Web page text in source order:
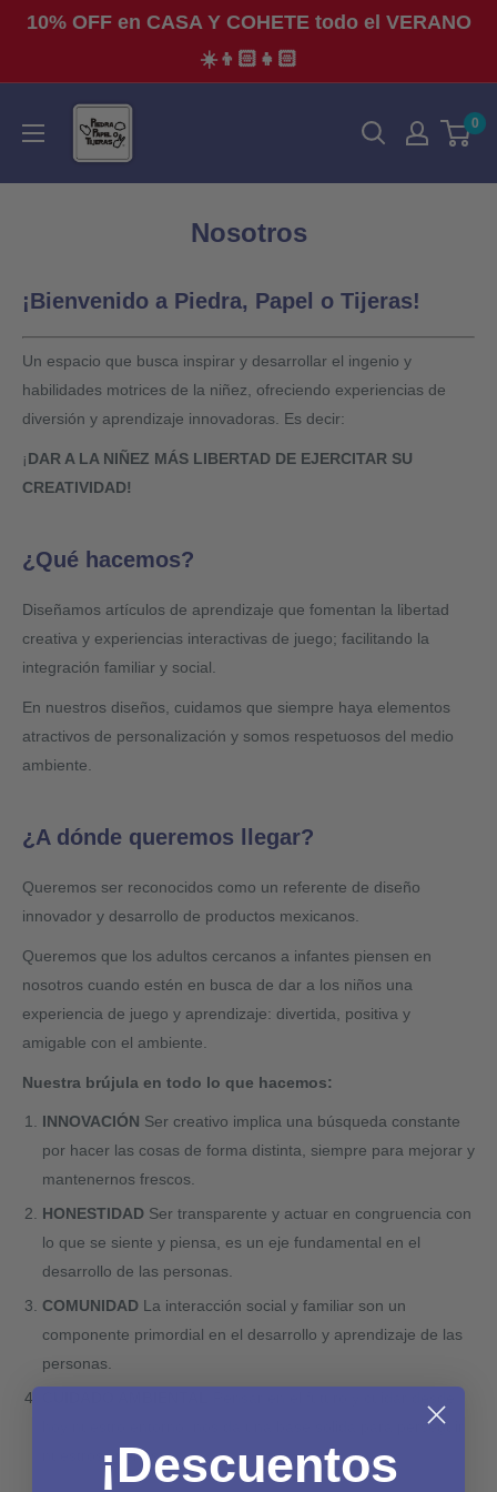
10% OFF en CASA Y COHETE todo el VERANO
☀️👦🏻👧🏻
Piedra,
Papel
0
Nosotros
¡Bienvenido a Piedra, Papel o Tijeras!
Un espacio que busca inspirar y desarrollar el ingenio y
habilidades motrices de la niñez, ofreciendo experiencias de
diversión y aprendizaje innovadoras. Es decir:
¡DAR A LA NIÑEZ MÁS LIBERTAD DE EJERCITAR SU
CREATIVIDAD!
¿Qué hacemos?
Diseñamos artículos de aprendizaje que fomentan la libertad
creativa y experiencias interactivas de juego; facilitando la
integración familiar y social.
En nuestros diseños, cuidamos que siempre haya elementos
atractivos de personalización y somos respetuosos del medio
ambiente.
¿A dónde queremos llegar?
Queremos ser reconocidos como un referente de diseño
innovador y desarrollo de productos mexicanos.
Queremos que los adultos cercanos a infantes piensen en
nosotros cuando estén en busca de dar a los niños una
experiencia de juego y aprendizaje: divertida, positiva y
amigable con el ambiente.
Nuestra brújula en todo lo que hacemos:
INNOVACIÓN Ser creativo implica una búsqueda constante
por hacer las cosas de forma distinta, siempre para mejorar y
mantenernos frescos.
HONESTIDAD Ser transparente y actuar en congruencia con
lo que se siente y piensa, es un eje fundamental en el
desarrollo de las personas.
COMUNIDAD La interacción social y familiar son un
componente primordial en el desarrollo y aprendizaje de las
personas.
hoy nuestro entorno, nos da una base sólida para perseguir
nuestros sueños.
¡Descuentos